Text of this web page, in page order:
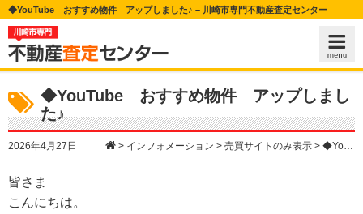
◆YouTube おすすめ物件 アップしました♪ – 川崎市専門不動産査定センター
◆YouTube おすすめ物件 アップしまし
た♪
> インフォメーション > 売買サイトのみ表示 > ◆YouTube おすすめ物件 アップしました♪
2026年4月27日
皆さま
こんにちは。